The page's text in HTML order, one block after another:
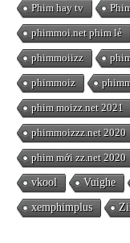
Phim hay tv
phimmoi.net phim lẻ
phimmoiizz
phimmoiz
phim moizz.net 2021
phimmoizzz.net 2020
phim mới zz.net 2020
vkool Vuighe
xemphimplus